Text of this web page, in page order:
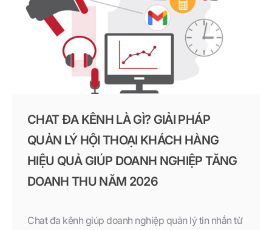
CHAT ĐA KÊNH LÀ GÌ? GIẢI PHÁP
QUẢN LÝ HỘI THOẠI KHÁCH HÀNG
HIỆU QUẢ GIÚP DOANH NGHIỆP TĂNG
DOANH THU NĂM 2026
Chat đa kênh giúp doanh nghiệp quản lý tin nhắn từ